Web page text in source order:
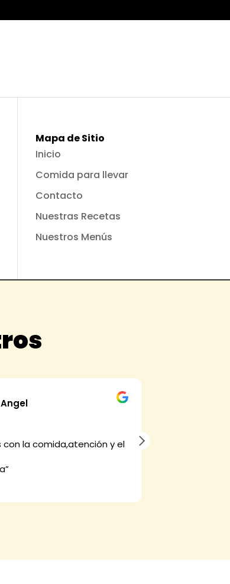
Mapa de Sitio
Inicio
Comida para llevar
Contacto
Nuestras Recetas
Nuestros Menús
la comida,atención y el